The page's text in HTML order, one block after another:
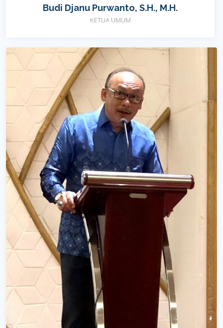
Budi Djanu Purwanto, S.H., M.H.
KETUA UMUM